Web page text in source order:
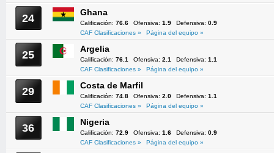
24 Ghana
Calificación: 76.6 Ofensiva: 1.9 Defensiva: 0.9
CAF Clasificaciones »
Página del equipo »
25 Argelia
Calificación: 76.1 Ofensiva: 2.1 Defensiva: 1.1
CAF Clasificaciones »
Página del equipo »
29 Costa de Marfil
Calificación: 74.8 Ofensiva: 2.0 Defensiva: 1.1
CAF Clasificaciones »
Página del equipo »
36 Nigeria
Calificación: 72.9 Ofensiva: 1.6 Defensiva: 0.9
CAF Clasificaciones »
Página del equipo »